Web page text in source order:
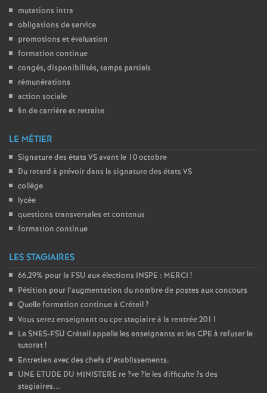
mutations intra
obligations de service
promotions et évaluation
formation continue
congés, disponibilités, temps partiels
rémunérations
action sociale
fin de carrière et retraite
LE MÉTIER
Signature des états VSavant le 10 octobre
Du retard à prévoir dans la signature des états VS
collège
lycée
questions transversales et contenus
formation continue
LES STAGIAIRES
66,29% pour la FSU aux élections INSPE : MERCI !
Pétition pour l’augmentation du nombre de postes aux concours
Quelle formation continue à Créteil?
Vous serez enseignant ou cpe stagiaire à la rentrée 2011
LeSNES-FSU Créteil appelle les enseignants et les CPE à refuser le
tutorat!
Entretien avec des chefs d’établissements.
UNE ETUDE DU MINISTERE re?ve?le les difficulte?s des
stagiaires...